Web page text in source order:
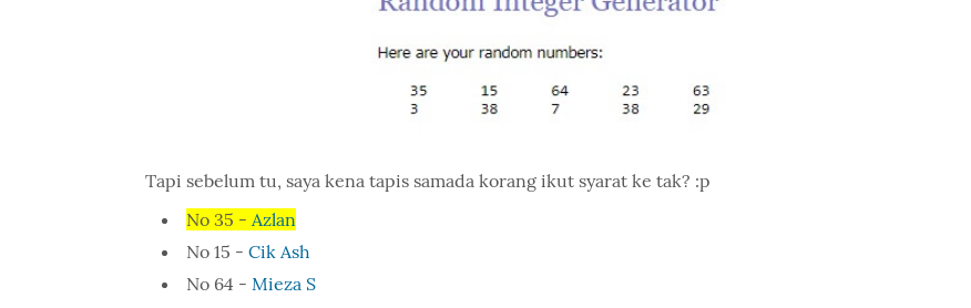
Tapi sebelum tu, saya kena tapis samada korang ikut syarat ke tak? :p
No 35 - Azlan
No 15 - Cik Ash
No 64 - Mieza S